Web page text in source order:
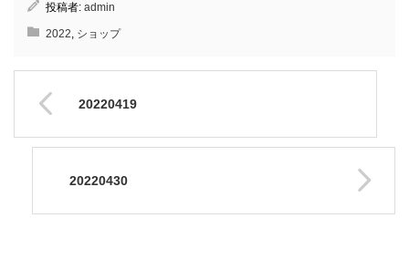
投稿者: admin
2022, ショップ
20220419
20220430